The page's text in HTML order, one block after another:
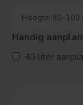
Handig
40 liter